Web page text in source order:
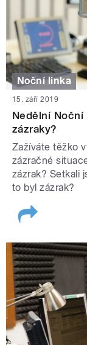
Noční linka
15. září 2019
Nedělní
zázraky?
Zažíváte těžko
zázračné
zázrak? Setkali
to byl zázrak?